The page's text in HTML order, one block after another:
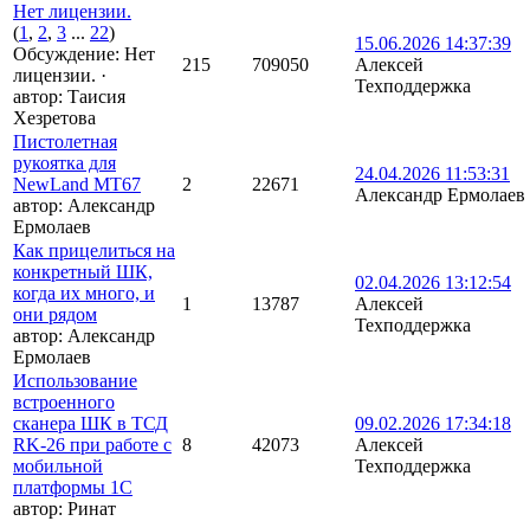
Нет лицензии.
(1 , 2, 3 ... 22)
Обсуждение: Нет
лицензии. ·
автор: Таисия
Хезретова
215 709050
15.06.2026 14:37:39
Алексей
Техподдержка
Пистолетная
рукоятка для
NewLand MT67
автор: Александр
Ермолаев
2 22671
24.04.2026 11:53:31
Александр Ермолаев
Как прицелиться на
конкретный ШК,
когда их много, и
они рядом
автор: Александр
Ермолаев
1 13787
02.04.2026 13:12:54
Алексей
Техподдержка
Использование
встроенного
сканера ШК в ТСД
RK-26 при работе с
мобильной
платформы 1С
автор: Ринат
8 42073
09.02.2026 17:34:18
Алексей
Техподдержка